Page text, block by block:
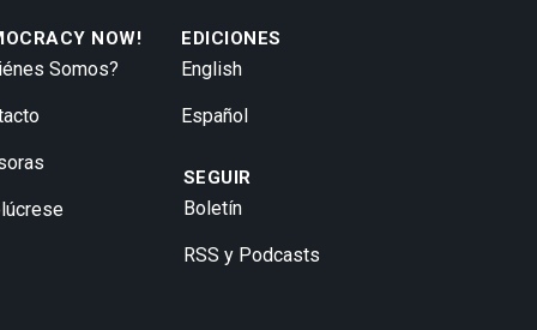
NOW!
Somos?
EDICIONES
English
Español
SEGUIR
Boletín
RSS y Podcasts